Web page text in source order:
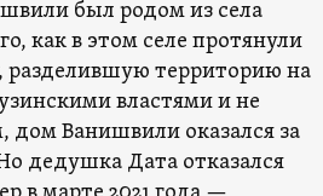
был родом из села
как в этом селе протянули
разделившую территорию на
властями и не
Ванишвили оказался за
дедушка Дата отказался